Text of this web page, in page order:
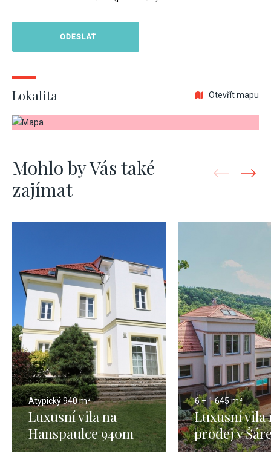
Lokalita Otevřít mapu
Mohlo by Vás také
zajímat
Atypický940 m²
Luxusní vila na
Hanspaulce 940m
6 + 1645 m²
Luxusní vila
prodej v
údolí